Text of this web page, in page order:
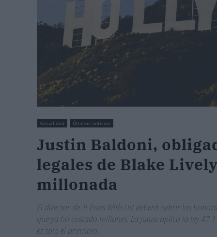
Actualidad Últimas noticias
Justin Baldoni,
legales de Blake
millonada
El director de 'It Ends With Us' deberá cubrir los
que ya ha costado millones. La jueza aplica la ley
es solo el principio.